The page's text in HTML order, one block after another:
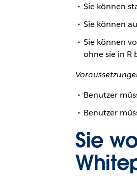
Sie können
Sie können
Sie können
ohne sie in R
Benutzer
Benutzer
Sie